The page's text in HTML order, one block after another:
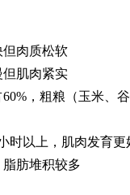
肉质松软
肌肉紧实
，粗粮（玉米、
时以上，肌肉发育更
肪堆积较多